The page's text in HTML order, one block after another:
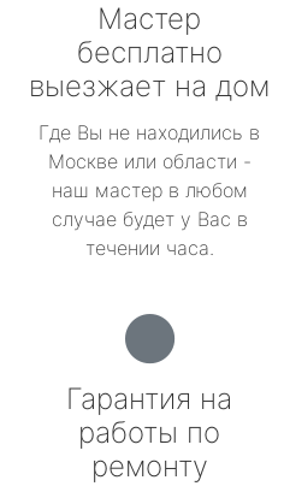
Мастер
бесплатно
выезжает на дом
Где Вы не находились в
Москве или области -
наш мастер в любом
случае будет у Вас в
течении часа.
Гарантия на
работы по
ремонту